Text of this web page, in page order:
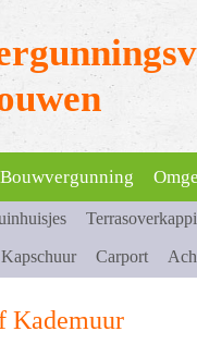
Bouwvergunning
Kapschuur Carport
Kademuur